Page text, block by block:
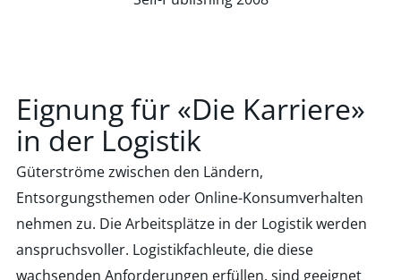
Eignung für «Die Karriere»
in der Logistik
Güterströme zwischen den Ländern,
Entsorgungsthemen oder Online-Konsumverhalten
nehmen zu. Die Arbeitsplätze in der Logistik werden
anspruchsvoller. Logistikfachleute, die diese
wachsenden Anforderungen erfüllen, sind geeignet